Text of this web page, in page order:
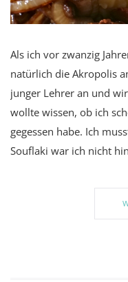
Als ich vor zwanzig
natürlich die Akropolis
junger Lehrer an und
wollte wissen, ob ich
gegessen habe. Ich
Souflaki war ich nicht